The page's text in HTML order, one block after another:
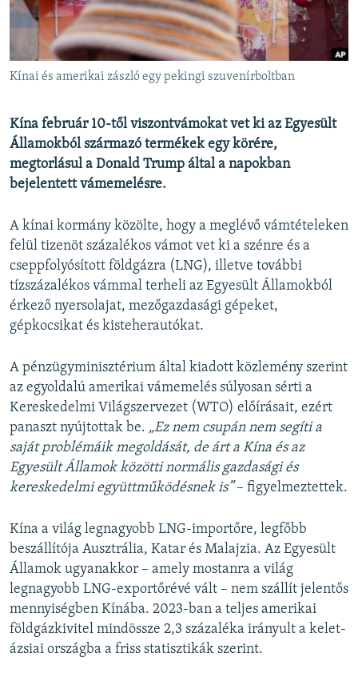
VILÁG
KLÍMAVÁLTOZÁS
A MÚLT TANULSÁGAI
KÖVESSEN MINKET!
Kínai és amerikai zászló egy pekingi szuvenírboltban
Kína február 10-től viszontvámokat vet ki az Egyesült
Államokból származó termékek egy körére,
megtorlásul a Donald Trump által a napokban
bejelentett vámemelésre.
A kínai kormány közölte, hogy a meglévő vámtételeken
felül tizenöt százalékos vámot vet ki a szénre és a
cseppfolyósított földgázra (LNG), illetve további
tízszázalékos vámmal terheli az Egyesült Államokból
érkező nyersolajat, mezőgazdasági gépeket,
gépkocsikat és kisteherautókat.
A pénzügyminisztérium által kiadott közlemény szerint
az egyoldalú amerikai vámemelés súlyosan sérti a
Kereskedelmi Világszervezet (WTO) előírásait, ezért
panaszt nyújtottak be. „Ez nem csupán nem segíti a
saját problémáik megoldását, de árt a Kína és az
Egyesült Államok közötti normális gazdasági és
kereskedelmi együttműködésnek is”– figyelmeztettek.
Kína a világ legnagyobb LNG-importőre, legfőbb
beszállítója Ausztrália, Katar és Malajzia. Az Egyesült
Államok ugyanakkor – amely mostanra a világ
legnagyobb LNG-exportőrévé vált – nem szállít jelentős
mennyiségben Kínába. 2023-ban a teljes amerikai
földgázkivitel mindössze 2,3 százaléka irányult a kelet-
ázsiai országba a friss statisztikák szerint.